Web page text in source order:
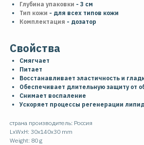
Глубина упаковки - 3 см
Тип кожи - для всех типов кожи
Комплектация - дозатор
Свойства
Смягчает
Питает
Восстанавливает эластичность и
Обеспечивает длительную защиту от
Снимает воспаление
Ускоряет процессы регенерации
страна производитель: Россия
LxWxH: 30x140x30 mm
Weight: 80 g